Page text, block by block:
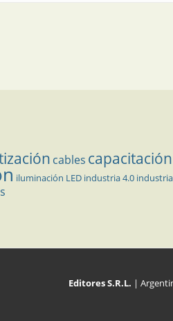
cables capacitación
iluminación LED industria 4.0
Editores S.R.L. |